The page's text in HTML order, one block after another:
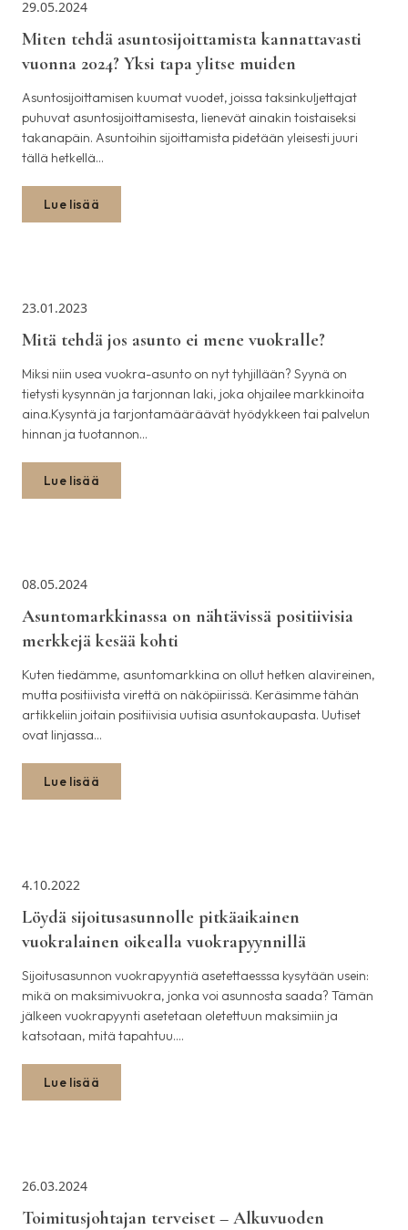
29.05.2024
Miten tehdä asuntosijoittamista kannattavasti
vuonna 2024? Yksi tapa ylitse muiden
Asuntosijoittamisen kuumat vuodet, joissa taksinkuljettajat
puhuvat asuntosijoittamisesta, lienevät ainakin toistaiseksi
takanapäin. Asuntoihin sijoittamista pidetään yleisesti juuri
tällä hetkellä…
Lue lisää
23.01.2023
Mitä tehdä jos asunto ei mene vuokralle?
Miksi niin usea vuokra-asunto on nyt tyhjillään? Syynä on
tietysti kysynnän ja tarjonnan laki, joka ohjailee markkinoita
aina.Kysyntä ja tarjontamääräävät hyödykkeen tai palvelun
hinnan ja tuotannon…
Lue lisää
08.05.2024
Asuntomarkkinassa on nähtävissä positiivisia
merkkejä kesää kohti
Kuten tiedämme, asuntomarkkina on ollut hetken alavireinen,
mutta positiivista virettä on näköpiirissä. Keräsimme tähän
artikkeliin joitain positiivisia uutisia asuntokaupasta. Uutiset
ovat linjassa…
Lue lisää
4.10.2022
Löydä sijoitusasunnolle pitkäaikainen
vuokralainen oikealla vuokrapyynnillä
Sijoitusasunnon vuokrapyyntiä asetettaesssa kysytään usein:
mikä on maksimivuokra, jonka voi asunnosta saada? Tämän
jälkeen vuokrapyynti asetetaan oletettuun maksimiin ja
katsotaan, mitä tapahtuu.…
Lue lisää
26.03.2024
Toimitusjohtajan terveiset – Alkuvuoden